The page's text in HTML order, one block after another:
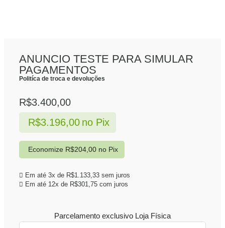
ANUNCIO TESTE PARA SIMULAR
PAGAMENTOS
Politíca de troca e devoluções
R$3.400,00
Em até 3x de R$1.133,33 sem juros
Em até 12x de R$301,75 com juros
R$3.196,00 no Pix
Economize R$204,00no Pix
Parcelamento exclusivo Loja Física